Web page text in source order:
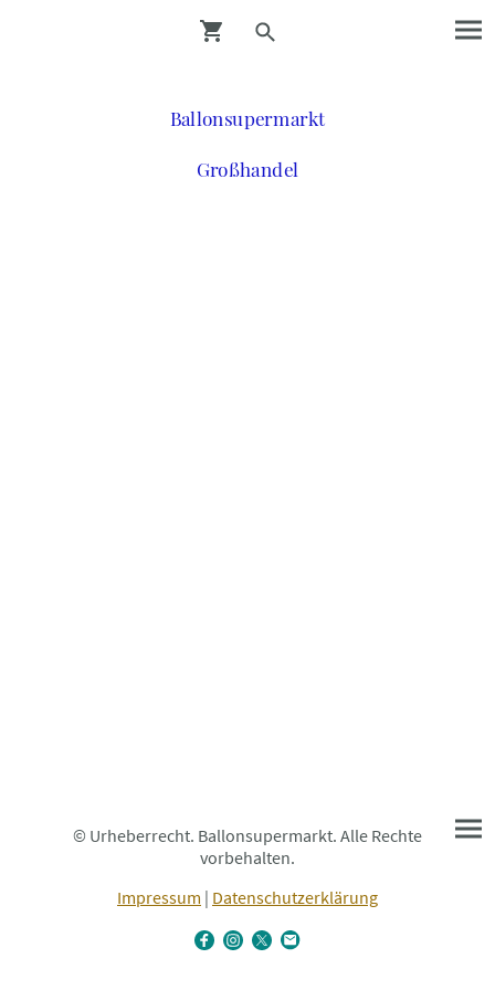
Ballonsupermarkt
Großhandel
© Urheberrecht. Ballonsupermarkt. Alle Rechte
vorbehalten.
Impressum | Datenschutzerklärung